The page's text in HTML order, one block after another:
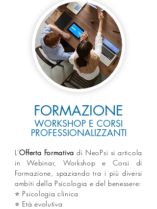
FORMAZIONE
WORKSHOP E CORSI
PROFESSIONALIZZANTI
L’Offerta Formativa di NeoPsi si articola
in Webinar, Workshop e Corsi di
Formazione, spaziando tra i più diversi
ambiti della Psicologia e del benessere:
⭐ Psicologia clinica
⭐ Età evolutiva